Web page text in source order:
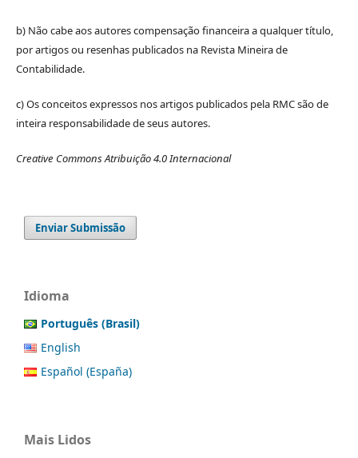
b) Não cabe aos autores compensação financeira a qualquer título,
por artigos ou resenhas publicados na Revista Mineira de
Contabilidade.
c) Os conceitos expressos nos artigos publicados pela RMC são de
inteira responsabilidade de seus autores.
Creative Commons Atribuição 4.0 Internacional
Enviar Submissão
Idioma
Português (Brasil)
English
Español (España)
Mais Lidos